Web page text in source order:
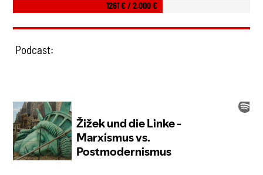
1261 € / 2.000 €
Podcast: